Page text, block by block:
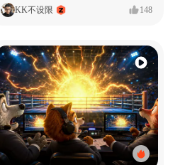
KK不设限 148